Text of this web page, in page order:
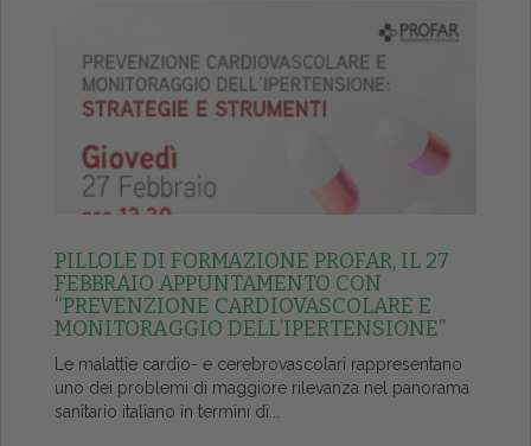
PILLOLE DI FORMAZIONE PROFAR, IL 27
FEBBRAIO APPUNTAMENTO CON
“PREVENZIONE CARDIOVASCOLARE E
MONITORAGGIO DELL’IPERTENSIONE”
Le malattie cardio- e cerebrovascolari rappresentano
uno dei problemi di maggiore rilevanza nel panorama
sanitario italiano in termini di...